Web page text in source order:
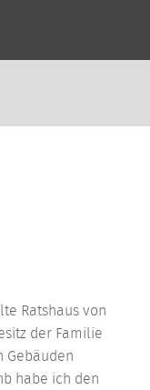
Ratshaus von
der Familie
habe ich den